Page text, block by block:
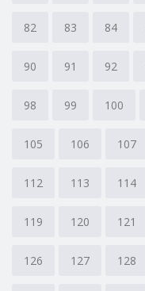
82 83 84
90 91 92
98 99 100
105 106 107
112 113 114
119 120 121
126 127 128